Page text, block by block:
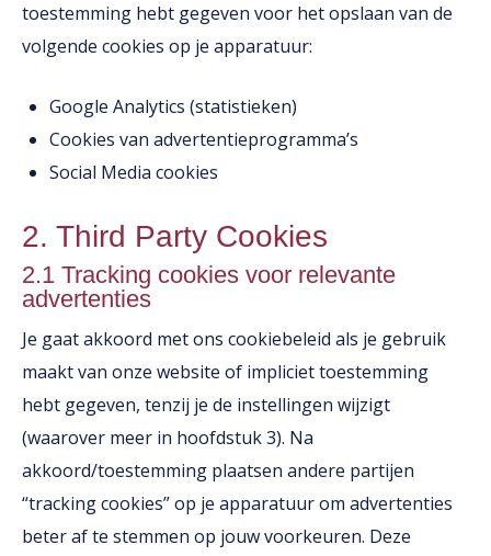
toestemming hebt gegeven voor het opslaan van de
volgende cookies op je apparatuur:
Google Analytics (statistieken)
Cookies van advertentieprogramma’s
Social Media cookies
2. Third Party Cookies
2.1 Tracking cookies voor relevante
advertenties
Je gaat akkoord met ons cookiebeleid als je gebruik
maakt van onze website of impliciet toestemming
hebt gegeven, tenzij je de instellingen wijzigt
(waarover meer in hoofdstuk 3). Na
akkoord/toestemming plaatsen andere partijen
“tracking cookies” op je apparatuur om advertenties
beter af te stemmen op jouw voorkeuren. Deze